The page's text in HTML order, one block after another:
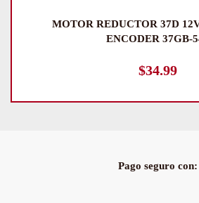
MOTOR REDUCTOR 37D
ENCODER 37GB-
$34.99
Pago seguro con: